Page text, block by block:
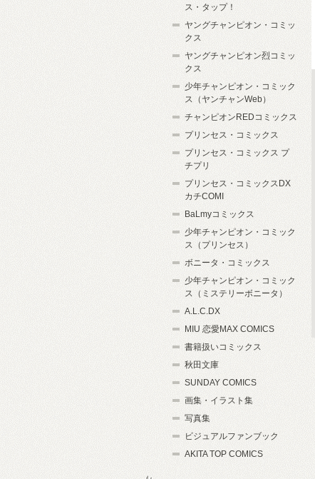
ス・タップ！
ヤングチャンピオン・コミッ
クス
ヤングチャンピオン烈コミッ
クス
少年チャンピオン・コミック
ス（ヤンチャンWeb）
チャンピオンREDコミックス
プリンセス・コミックス
プリンセス・コミックス プ
チプリ
プリンセス・コミックスDX
カチCOMI
BaLmyコミックス
少年チャンピオン・コミック
ス（プリンセス）
ボニータ・コミックス
少年チャンピオン・コミック
ス（ミステリーボニータ）
A.L.C.DX
MIU 恋愛MAX COMICS
書籍扱いコミックス
秋田文庫
SUNDAY COMICS
画集・イラスト集
写真集
ビジュアルファンブック
AKITA TOP COMICS